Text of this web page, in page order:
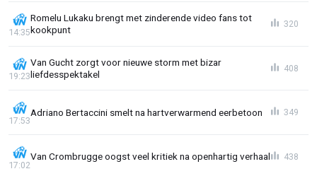
Romelu Lukaku brengt met zinderende video fans tot
kookpunt
14:35
320
Van Gucht zorgt voor nieuwe storm met bizar
liefdesspektakel
19:23
408
Adriano Bertaccini smelt na hartverwarmend eerbetoon
17:53
349
Van Crombrugge oogst veel kritiek na openhartig verhaal
17:02
438